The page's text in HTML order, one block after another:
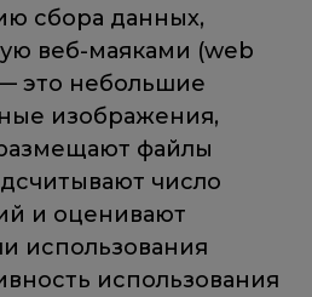
сбора данных,
веб-маяками (web
это небольшие
изображения,
файлы
число
и оценивают
использования
использования